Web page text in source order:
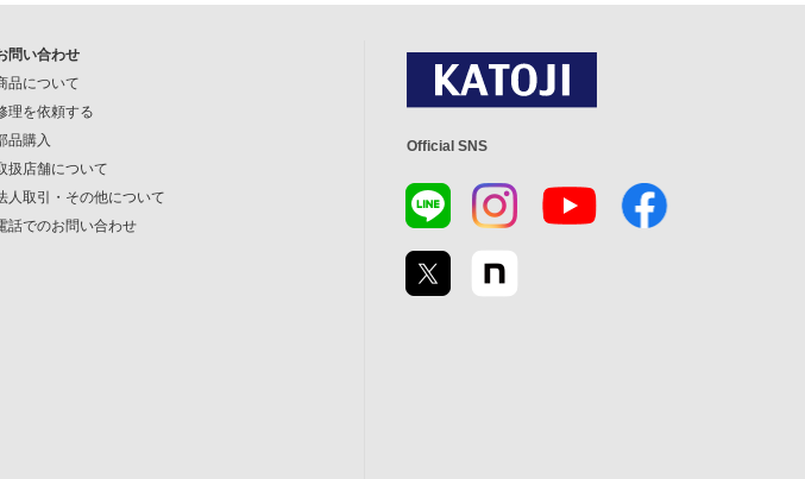
問い合わせ
品について
理を依頼する
品購入
扱店舗について
人取引・その他について
話でのお問い合わせ
Official SNS